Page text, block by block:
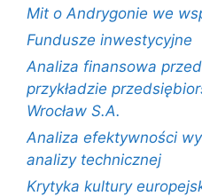
Mit o Andrygonie we
Fundusze inwestycyjne
Analiza finansowa
przykładzie
Wrocław S.A.
Analiza efektywności
analizy technicznej
Krytyka kultury